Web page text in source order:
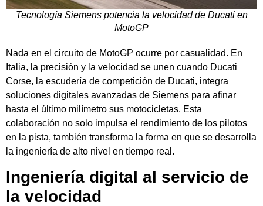
Tecnología Siemens potencia la velocidad de Ducati en
MotoGP
Nada en el circuito de MotoGP ocurre por casualidad. En
Italia, la precisión y la velocidad se unen cuando Ducati
Corse, la escudería de competición de Ducati, integra
soluciones digitales avanzadas de Siemens para afinar
hasta el último milímetro sus motocicletas. Esta
colaboración no solo impulsa el rendimiento de los pilotos
en la pista, también transforma la forma en que se desarrolla
la ingeniería de alto nivel en tiempo real.
Ingeniería digital al servicio de
la velocidad